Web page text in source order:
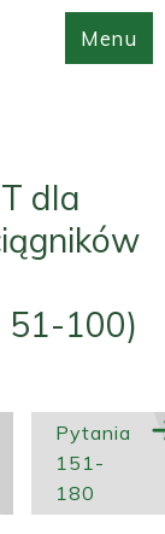
Menu
dla
51-100)
Pytania
151-
180